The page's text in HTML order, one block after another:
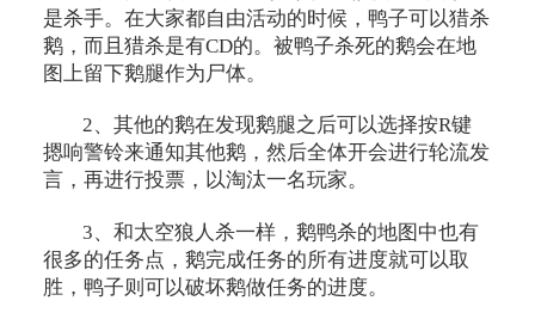
是杀手。在大家都自由活动的时候，鸭子可以猎杀
鹅，而且猎杀是有CD的。被鸭子杀死的鹅会在地
图上留下鹅腿作为尸体。
2、其他的鹅在发现鹅腿之后可以选择按R键
摁响警铃来通知其他鹅，然后全体开会进行轮流发
言，再进行投票，以淘汰一名玩家。
3、和太空狼人杀一样，鹅鸭杀的地图中也有
很多的任务点，鹅完成任务的所有进度就可以取
胜，鸭子则可以破坏鹅做任务的进度。